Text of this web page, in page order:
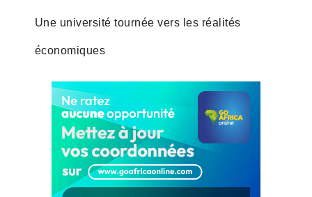
Une université tournée vers les réalités
économiques